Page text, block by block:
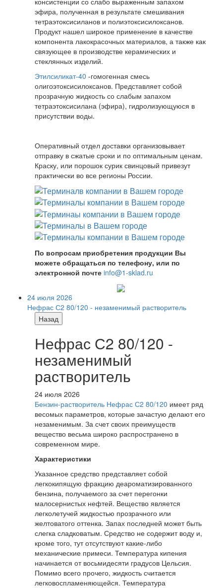
эфира, полученная в результате смешивания
тетpаэтоксисиланов и полиэтоксисилоксанов.
Продукт нашел широкое применение в качестве
компонента лакокрасочных материалов, а также как
связующее в производстве керамических и
стеклянных изделий.
Этилсиликат-40 -гомогенная смесь
олигоэтоксисилоксанов. Представляет собой
прозрачную жидкость со слабым запахом
тетраэтоксисилана (эфира), гидролизующуюся в
присутствии воды.
Оперативный отдел доставки организовывает
отправку в сжатые сроки и по оптимальным ценам.
Краску, или порошок сурик свинцовый привезут
практически во все регионы России.
По вопросам приобретения продукции Вы
можете обращаться по телефону, или по
электронной почте info@1-sklad.ru
24 июля 2026
Нефрас С2 80/120 - незаменимый растворитель
Назад
Нефрас С2 80/120 -
незаменимый
растворитель
24 июля 2026
Бензин-растворитель Нефрас С2 80/120 имеет ряд
весомых параметров, которые зачастую делают его
незаменимым. За счет своих преимуществ
вещество весьма широко распространено в
современном мире.
Характеристики
Указанное средство представляет собой
легкокипящую фракцию деароматизированного
бензина, получаемого за счет перегонки
малосернистых нефтей. Вещество является
легколетучей жидкостью прозрачного или
желтоватого оттенка. Запах последней может быть
слегка сладковатым. Средство не содержит воду и,
кроме того, тут отсутствуют какие-либо
механические примеси. Температура кипения
начинается от восьмидесяти градусов Цельсия.
Помимо всего прочего, жидкость считается
легковоспламеняющейся. Температура